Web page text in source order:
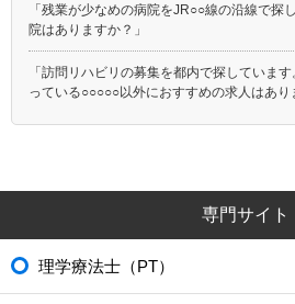
「残業が少なめの病院をJR○○線の沿線で探
院はありますか？」
「訪問リハビリの募集を都内で探していま
っている○○○○○以外におすすめの求人はあり
専門サイト
理学療法士（PT）